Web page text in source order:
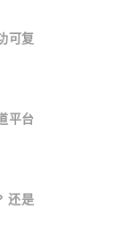
可复
平台
还是